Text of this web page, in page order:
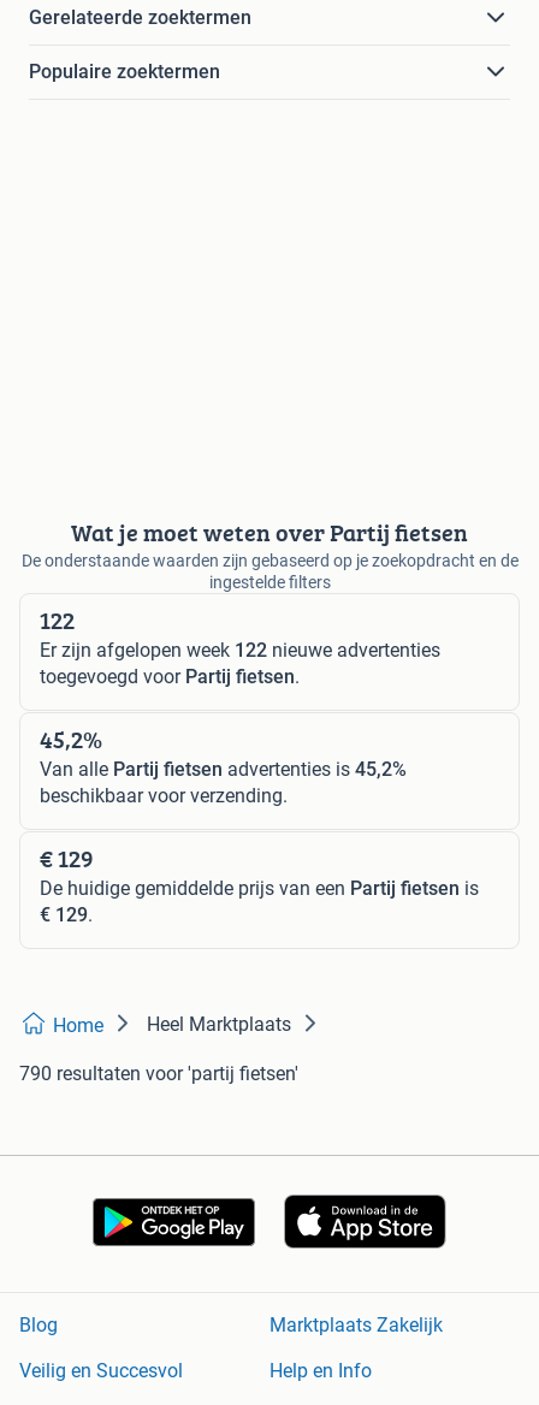
Gerelateerde zoektermen
Populaire zoektermen
Wat je moet weten over Partij fietsen
De onderstaande waarden zijn gebaseerd op je zoekopdracht en de
ingestelde filters
122
Er zijn afgelopen week 122 nieuwe advertenties
toegevoegd voor Partij fietsen.
45,2%
Van alle Partij fietsen advertenties is 45,2%
beschikbaar voor verzending.
€ 129
De huidige gemiddelde prijs van een Partij fietsen is
€ 129.
Home Heel Marktplaats
790 resultaten voor 'partij fietsen'
Blog
Marktplaats Zakelijk
Veilig en Succesvol
Help en Info